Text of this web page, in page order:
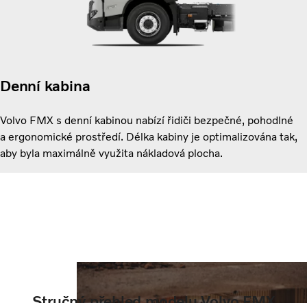
Denní kabina
Volvo FMX s denní kabinou nabízí řidiči bezpečné, pohodlné
a ergonomické prostředí. Délka kabiny je optimalizována tak,
aby byla maximálně využita nákladová plocha.